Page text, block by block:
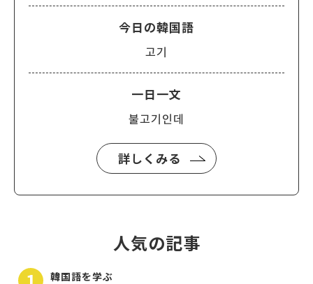
今日の韓国語
고기
一日一文
불고기인데
詳しくみる
人気の記事
韓国語を学ぶ